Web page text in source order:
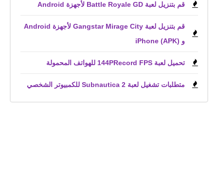
قم بتنزيل لعبة Battle Royale GD لأجهزة Android
قم بتنزيل لعبة Gangstar Mirage City لأجهزة Android
و iPhone (APK)
تحميل لعبة 144PRecord FPS للهواتف المحمولة
متطلبات تشغيل لعبة Subnautica 2 للكمبيوتر الشخصي